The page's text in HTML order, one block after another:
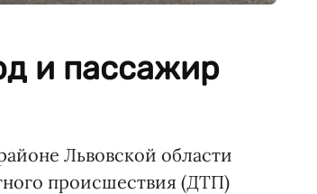
и пассажир
Львовской области
происшествия (ДТП)